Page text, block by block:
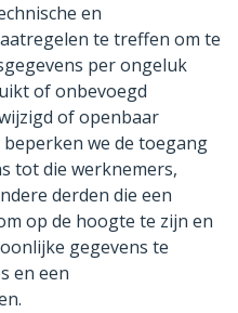
en
te treffen om te
per ongeluk
of onbevoegd
of openbaar
we de toegang
tot die werknemers,
derden die een
op de hoogte te zijn en
gegevens te
en een